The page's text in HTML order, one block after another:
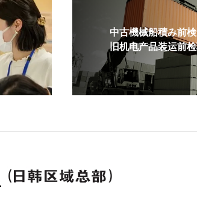
中古機械船積み前検
旧机电产品装运前检